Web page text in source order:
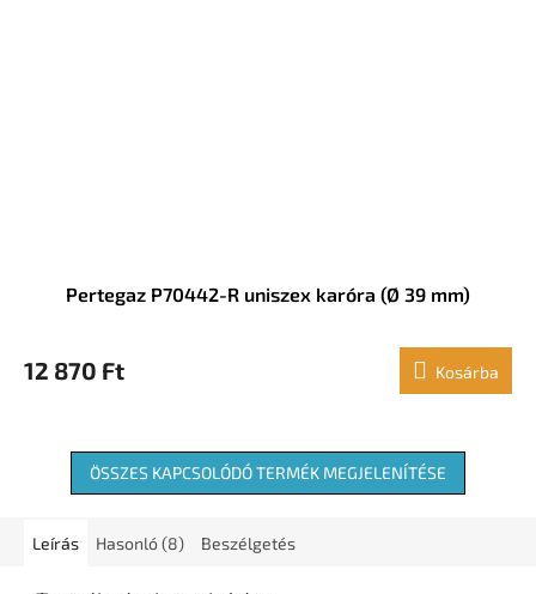
Pertegaz P70442-R uniszex karóra (Ø 39 mm)
12 870 Ft Kosárba
ÖSSZES KAPCSOLÓDÓ TERMÉK MEGJELENÍTÉSE
Leírás Hasonló (8) Beszélgetés